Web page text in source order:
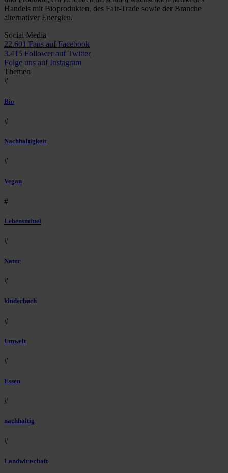
Handels mit Bioprodukten, des Fair-Trade sowie der Branche
alternativer Energien.
Social Media
22.601 Fans auf Facebook
3.415 Follower auf Twitter
Folge uns auf Instagram
Themen
#
Bio
#
Nachhaltigkeit
#
Vegan
#
Lebensmittel
#
Natur
#
kinderbuch
#
Umwelt
#
Essen
#
nachhaltig
#
Landwirtschaft